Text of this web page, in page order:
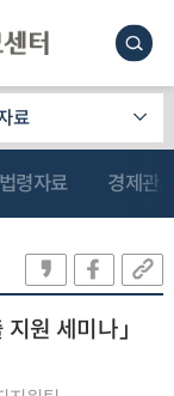
료
법령자료 경제관
원 세미나」